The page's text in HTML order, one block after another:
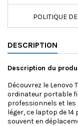
POLITIQUE
DESCRIPTION
Description du
Découvrez le Lenovo
ordinateur portable
professionnels et les
léger, ce laptop de
souvent en